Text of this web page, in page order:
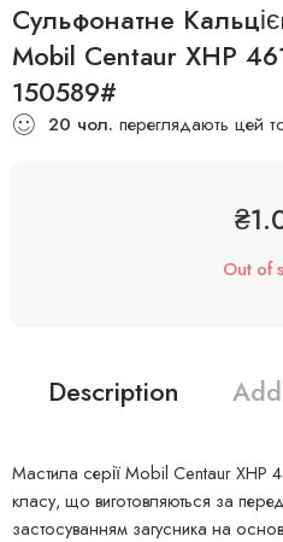
Сульфонатне
Mobil Centaur XHP
150589#
20 чол. переглядають цей
₴
Out of
Description
Мастила серії Mobil Centaur XHP
класу, що виготовляються за
застосуванням загусника на